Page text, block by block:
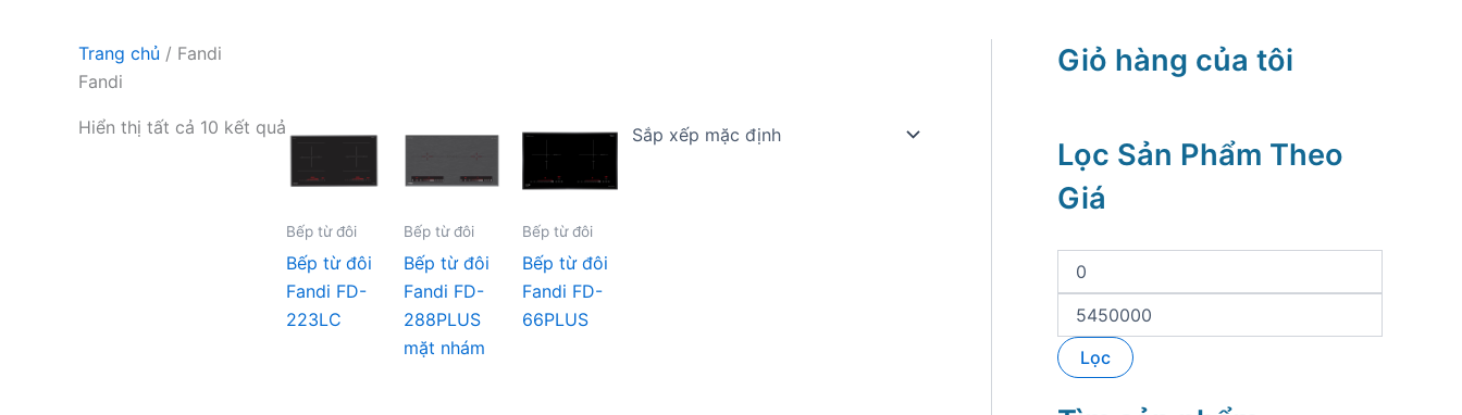
Trang chủ / Fandi
Fandi
Hiển thị tất cả 10 kết quả
Bếp từ đôi
Bếp từ đôi
Fandi FD-
223LC
Bếp từ đôi
Bếp từ đôi
Fandi FD-
288PLUS
mặt nhám
Bếp từ đôi
Bếp từ đôi
Fandi FD-
66PLUS
Giỏ hàng của tôi
Lọc Sản Phẩm Theo
Giá
ố
i
h
á
t
i
Lọc